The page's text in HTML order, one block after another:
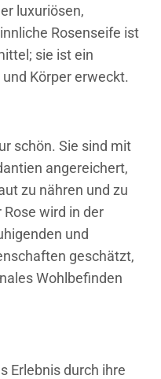
luxuriösen,
Rosenseife ist
sie ist ein
Körper erweckt.
schön. Sie sind mit
angereichert,
zu nähren und zu
wird in der
und
geschätzt,
Wohlbefinden
Erlebnis durch ihre